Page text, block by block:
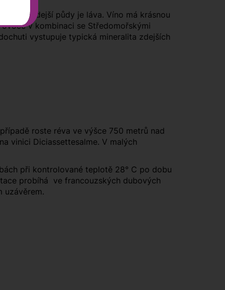
zdejší půdy je láva. Víno má krásnou
v kombinaci se Středomořskými
vystupuje typická mineralita zdejších
roste réva ve výšce 750 metrů nad
vinici Diciassettesalme. V malých
při kontrolované teplotě 28° C po dobu
probíhá ve francouzských dubových
uzávěrem.